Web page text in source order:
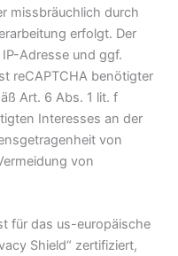
missbräuchlich durch
erfolgt. Der
Adresse und ggf.
reCAPTCHA benötigter
Art. 6 Abs. 1 lit. f
Interesses an der
von
von
für das us-europäische
Shield“ zertifiziert,